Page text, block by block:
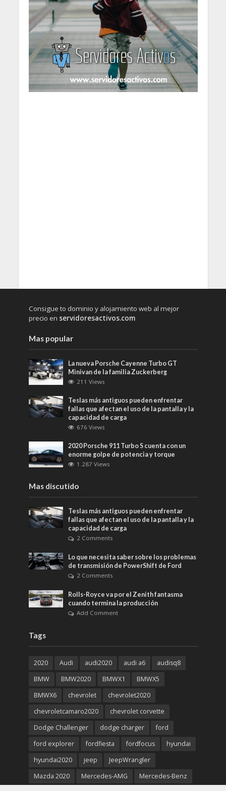
Consigue to dominio y alojamiento web al mejor
precio en servidoresactivos.com
Mas popular
La nueva Porsche Cayenne Turbo GT
Minivan de la familia Zuckerberg
211 Views
Teslas más antiguos pueden enfrentar
fallas que afectan el uso de la pantalla y la
capacidad de carga
676 Views
2020 Porsche 911 Turbo S cuenta con un
enorme golpe de potencia y torque
1.287 Views
Mas discutido
Teslas más antiguos pueden enfrentar
fallas que afectan el uso de la pantalla y la
capacidad de carga
2 Comments
Lo que necesita saber sobre los problemas
de transmisión de PowerShift de Ford
2 Comments
Rolls-Royce va por el Zenith fantasma
cuando termina la producción
Add Comment
Tags
2020 Audi audi2020 audi a6
audisq8
BMW
BMW2020 BMWX1
BMWX5
BMWX6
chevrolet
chevrolet2020
chevroletcamaro2020
chevrolet corvette
Dodge Challenger
dodge charger
ford
ford explorer
fordfiesta fordfocus
hyundai
hyundai2020
jeep
JeepWrangler
Mazda 2020
Mercedes-AMG
Mercedes-Benz